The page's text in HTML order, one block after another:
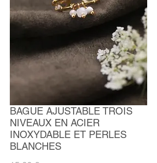
BAGUE AJUSTABLE TROIS
NIVEAUX EN ACIER
INOXYDABLE ET PERLES
BLANCHES